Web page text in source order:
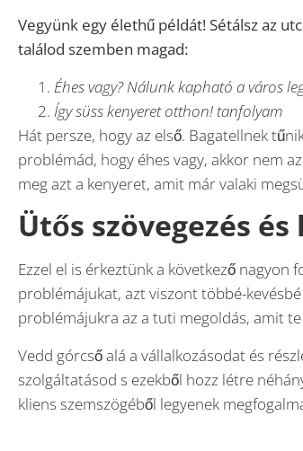
Vegyünk egy élethű példát! Sétálsz az
találod szemben magad:
Éhes vagy? Nálunk kapható a város
Így süss kenyeret otthon! tanfolyam
Hát persze, hogy az első. Bagatellnek
problémád, hogy éhes vagy, akkor nem
meg azt a kenyeret, amit már valaki
Ütős szövegezés
Ezzel el is érkeztünk a következő nagyon
problémájukat, azt viszont többé-
problémájukra az a tuti megoldás, amit
Vedd górcső alá a vállalkozásodat és
szolgáltatásod s ezekből hozz létre
kliens szemszögéből legyenek